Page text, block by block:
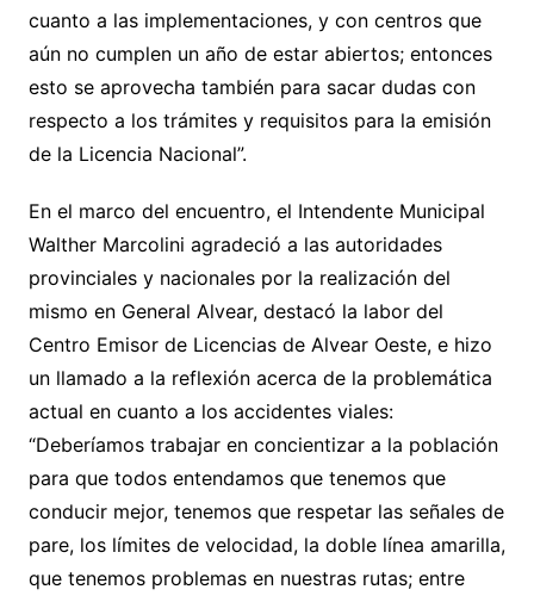
cuanto a las implementaciones, y con centros que
aún no cumplen un año de estar abiertos; entonces
esto se aprovecha también para sacar dudas con
respecto a los trámites y requisitos para la emisión
de la Licencia Nacional”.
En el marco del encuentro, el Intendente Municipal
Walther Marcolini agradeció a las autoridades
provinciales y nacionales por la realización del
mismo en General Alvear, destacó la labor del
Centro Emisor de Licencias de Alvear Oeste, e hizo
un llamado a la reflexión acerca de la problemática
actual en cuanto a los accidentes viales:
“Deberíamos trabajar en concientizar a la población
para que todos entendamos que tenemos que
conducir mejor, tenemos que respetar las señales de
pare, los límites de velocidad, la doble línea amarilla,
que tenemos problemas en nuestras rutas; entre